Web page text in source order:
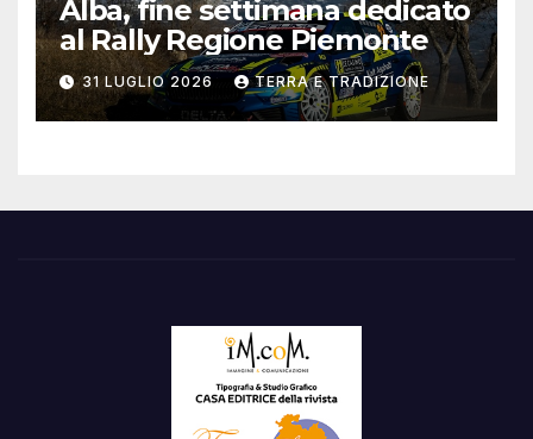
Alba, fine settimana dedicato
al Rally Regione Piemonte
31 LUGLIO 2026 TERRA E TRADIZIONE